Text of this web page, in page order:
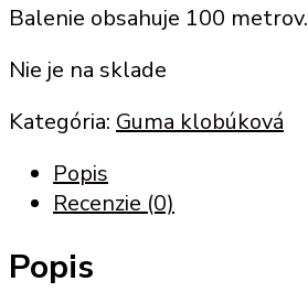
Balenie obsahuje 100 metrov.
Nie je na sklade
Kategória: Guma klobúková
Popis
Recenzie (0)
Popis